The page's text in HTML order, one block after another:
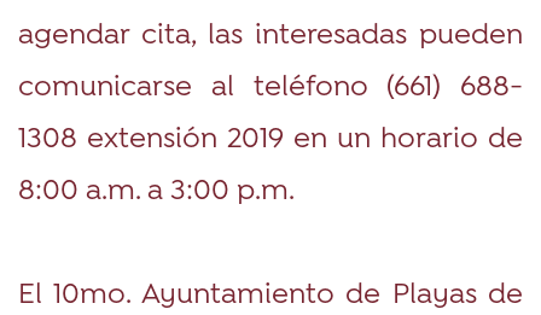
agendar cita, las interesadas pueden
comunicarse al teléfono (661) 688-
1308 extensión 2019 en un horario de
8:00 a.m. a 3:00 p.m.
El 10mo. Ayuntamiento de Playas de